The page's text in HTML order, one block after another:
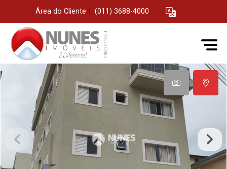
Área do Cliente (011) 3688-4000